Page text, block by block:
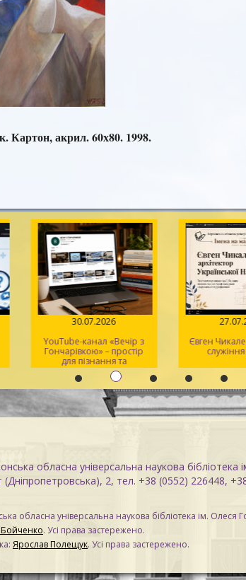
Картон, акрил. 60х80. 1998.
30.07.2026
YouTube-канал «Вечір з
Гончарівкою» – простір
для пізнання та
натхнення
Євген
служіння
обласна універсальна наукова бібліотека
(Дніпропетровська), 2, тел. +38 (0552) 226448,
обласна універсальна наукова бібліотека ім. Олеся
Бойченко. Усі права застережено.
Ярослав Полещук. Усі права застережено.